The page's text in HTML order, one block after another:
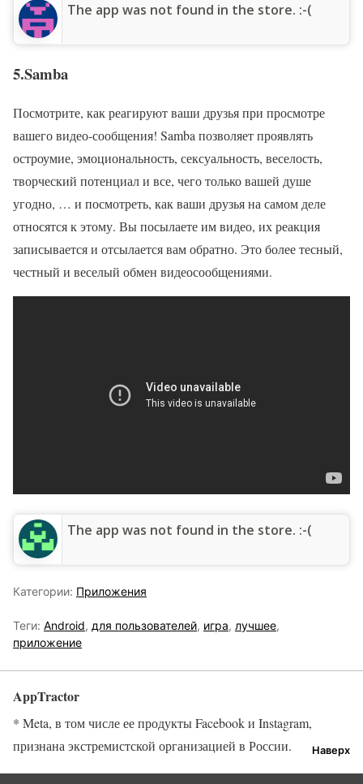
The app was not found in the store. :-(
5.Samba
Посмотрите, как реагируют ваши друзья при просмотре
вашего видео-сообщения! Samba позволяет проявлять
остроумие, эмоциональность, сексуальность, веселость,
творческий потенциал и все, чего только вашей душе
угодно, … и посмотреть, как ваши друзья на самом деле
относятся к этому. Вы посылаете им видео, их реакция
записывается и отсылается вам обратно. Это более тесный,
честный и веселый обмен видеосообщениями.
The app was not found in the store. :-(
Категории: Приложения
Теги: Android, для пользователей, игра, лучшее,
приложение
AppTractor
Наверх
* Meta, в том числе ее продукты Facebook и Instagram,
признана экстремистской организацией в России.